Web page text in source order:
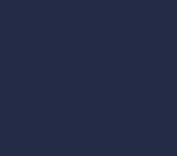
Сразу